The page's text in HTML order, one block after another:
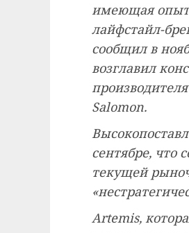
имеющая опыт
лайфстайл-
сообщил в
возглавил
Salomon.
сентябре, что
текущей
Artemis,